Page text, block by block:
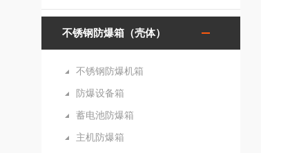
不锈钢防爆箱（壳体）
不锈钢防爆机箱
防爆设备箱
蓄电池防爆箱
主机防爆箱